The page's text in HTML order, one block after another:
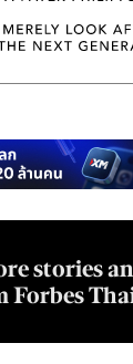
stories
Forbes